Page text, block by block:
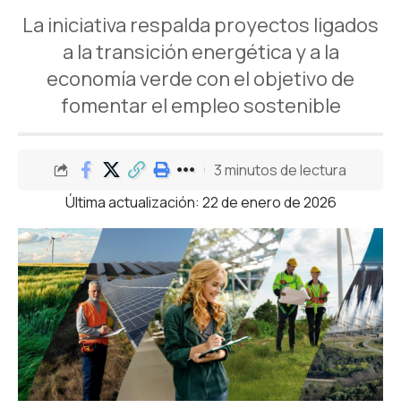
La iniciativa respalda proyectos ligados
a la transición energética y a la
economía verde con el objetivo de
fomentar el empleo sostenible
Última actualización: 22 de enero de 2026
3 minutos de lectura